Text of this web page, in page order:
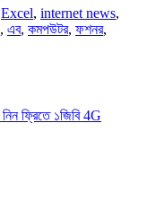
Excel, internet news,
, এব, কমপউটর, ফশনর,
ফ্রিতে ১জিবি 4G